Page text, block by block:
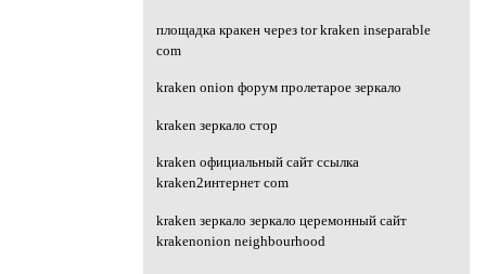
площадка кракен через tor kraken inseparable
com
kraken onion форум пролетарое зеркало
kraken зеркало стор
kraken официальный сайт ссылка
kraken2интернет com
kraken зеркало зеркало церемонный сайт
krakenonion neighbourhood